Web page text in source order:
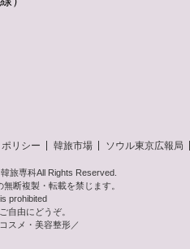
リシー 韓旅市場 ソウル東京広報局
旅専科All Rights Reserved.
断複製・転載を禁じます。
prohibited
自由にどうぞ。
スメ・美容整形／